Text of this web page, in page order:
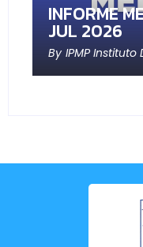
INFORME
JUL 2026
By IPMP